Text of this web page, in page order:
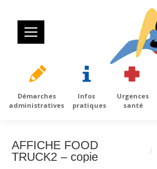
Démarches
administratives
Infos
pratiques
Urgences
santé
AFFICHE FOOD
TRUCK2 – copie